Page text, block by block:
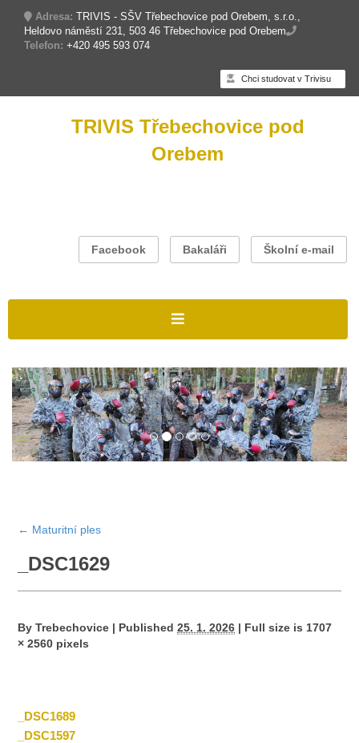
Adresa: TRIVIS - SŠV Třebechovice pod Orebem, s.r.o.,
Heldovo náměstí 231, 503 46 Třebechovice pod Orebem
Telefon: +420 495 593 074
Chci studovat v Trivisu
TRIVIS Třebechovice pod
Orebem
Facebook Bakaláři Školní e-mail
← Maturitní ples
_DSC1629
By Trebechovice | Published 25. 1. 2026 | Full size is 1707
× 2560 pixels
_DSC1689
_DSC1597